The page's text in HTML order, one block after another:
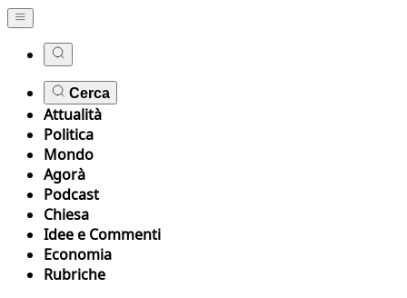
Cerca
Attualità
Politica
Mondo
Agorà
Podcast
Chiesa
Idee e Commenti
Economia
Rubriche